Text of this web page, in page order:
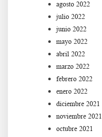
agosto 2022
julio 2022
junio 2022
mayo 2022
abril 2022
marzo 2022
febrero 2022
enero 2022
diciembre 2021
noviembre 2021
octubre 2021